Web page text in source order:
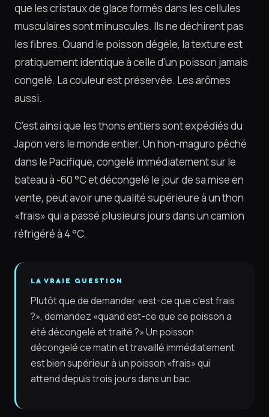
que les cristaux de glace formés dans les cellules
musculaires sont minuscules. Ils ne déchirent pas
les fibres. Quand le poisson dégèle, la texture est
pratiquement identique à celle d'un poisson jamais
congelé. La couleur est préservée. Les arômes
aussi.
C'est ainsi que les thons entiers sont expédiés du
Japon vers le monde entier. Un hon-maguro pêché
dans le Pacifique, congelé immédiatement sur le
bateau à -60 °C et décongelé le jour de sa mise en
vente, peut avoir une qualité supérieure à un thon
«frais» qui a passé plusieurs jours dans un camion
réfrigéré à 4 °C.
LA VRAIE QUESTION
Plutôt que de demander «est-ce que c'est frais
?», demandez «quand est-ce que ce poisson a
été décongelé et traité ?» Un poisson
décongelé ce matin et travaillé immédiatement
est bien supérieur à un poisson «frais» qui
attend depuis trois jours dans un bac.